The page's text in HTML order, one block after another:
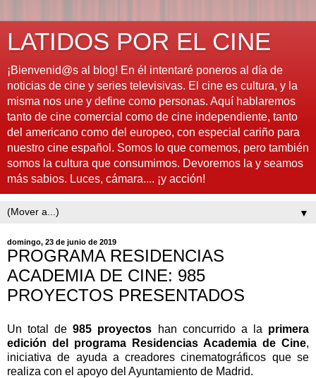
LATIDOS POR EL CINE
¡Bienvenid@s al blog! En él intentaré poneros al día de
noticias de cine y series televisivas. El cine es cultura, y la
misma nos une y define como personas. Aquí hablaremos
tanto de cine comercial como de cine independiente, tanto
del americano como del europeo, con especial cariño para
nuestro cine español. Somos lo que comemos, pero también
somos la cultura que consumimos. Devoremos la y seamos
más sabios. Luces, cámara.... ¡y acción!
▼
domingo, 23 de junio de 2019
PROGRAMA RESIDENCIAS
ACADEMIA DE CINE: 985
PROYECTOS PRESENTADOS
Un total de985 proyectos han concurrido a la primera
edición del programa Residencias Academia de Cine,
iniciativa de ayuda a creadores cinematográficos que se
realiza con el apoyo del Ayuntamiento de Madrid.